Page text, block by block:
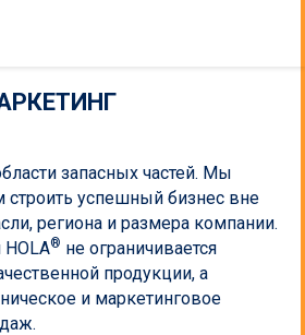
запасных частей. Мы
строить успешный бизнес вне
региона и размера компании.
® не ограничивается
продукции, а
и маркетинговое